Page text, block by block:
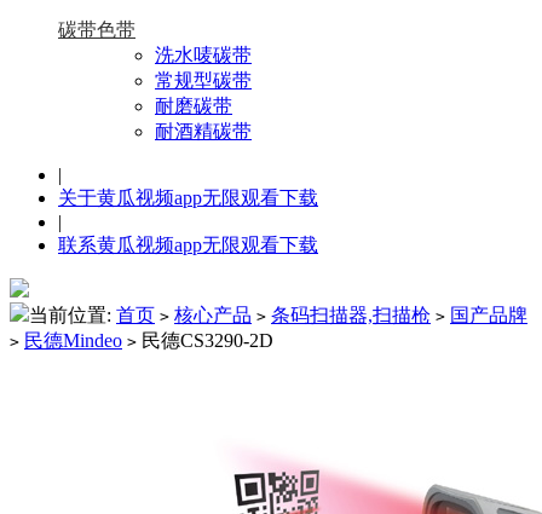
碳带色带
洗水唛碳带
常规型碳带
耐磨碳带
耐酒精碳带
|
关于黄瓜视频app无限观看下载
|
联系黄瓜视频app无限观看下载
当前位置: 首页 > 核心产品 > 条码扫描器,扫描枪 > 国产品牌
> 民德Mindeo > 民德CS3290-2D